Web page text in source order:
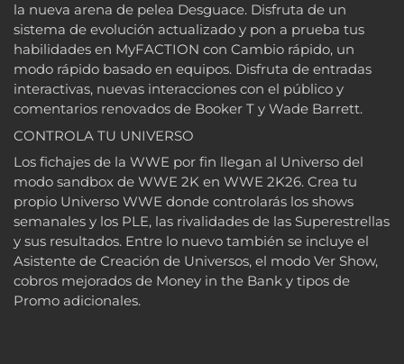
la nueva arena de pelea Desguace. Disfruta de un
sistema de evolución actualizado y pon a prueba tus
habilidades en MyFACTION con Cambio rápido, un
modo rápido basado en equipos. Disfruta de entradas
interactivas, nuevas interacciones con el público y
comentarios renovados de Booker T y Wade Barrett.
CONTROLA TU UNIVERSO
Los fichajes de la WWE por fin llegan al Universo del
modo sandbox de WWE 2K en WWE 2K26. Crea tu
propio Universo WWE donde controlarás los shows
semanales y los PLE, las rivalidades de las Superestrellas
y sus resultados. Entre lo nuevo también se incluye el
Asistente de Creación de Universos, el modo Ver Show,
cobros mejorados de Money in the Bank y tipos de
Promo adicionales.